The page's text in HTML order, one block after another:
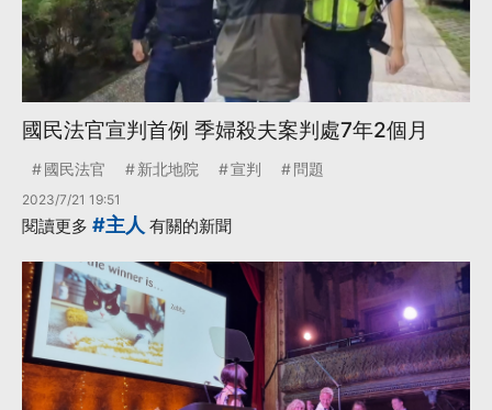
國民法官宣判首例 季婦殺夫案判處7年2個月
國民法官 新北地院 宣判 問題
2023/7/21 19:51
閱讀更多 #主人 有關的新聞